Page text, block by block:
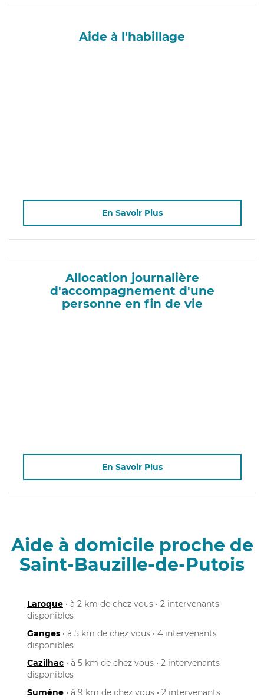
Aide à l'habillage
En Savoir Plus
Allocation journalière
d'accompagnement d'une
personne en fin de vie
En Savoir Plus
Aide à domicile proche de
Saint-Bauzille-de-Putois
Laroque • à 2 km de chez vous • 2 intervenants
disponibles
Ganges • à 5 km de chez vous • 4 intervenants
disponibles
Cazilhac • à 5 km de chez vous • 2 intervenants
disponibles
Sumène • à 9 km de chez vous • 2 intervenants